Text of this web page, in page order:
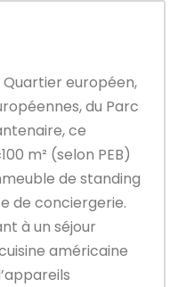
européen,
du Parc
ce
m² (selon PEB)
de standing
de conciergerie.
à un séjour
américaine